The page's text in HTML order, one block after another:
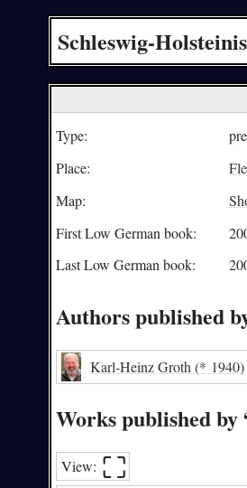
Schleswig-
Type:
Place:
Map:
First Low German book:
Last Low German book:
Authors published
Karl-Heinz Groth (* 1940)
Works published
View: ⛶︎